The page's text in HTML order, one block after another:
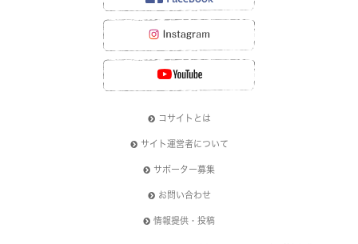
コサイトとは
サイト運営者について
サポーター募集
お問い合わせ
情報提供・投稿